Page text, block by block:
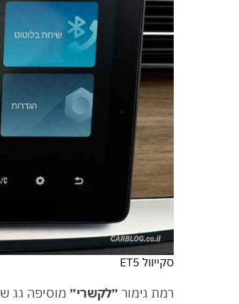
סקייוול ET5
רמת גימור ״לקשרי״ מוסיפה גג